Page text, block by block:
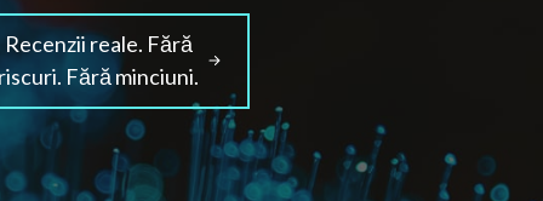
Recenzii reale. Fără
riscuri. Fără minciuni.